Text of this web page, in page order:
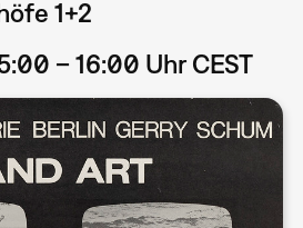
1+2
– 16:00 Uhr CEST